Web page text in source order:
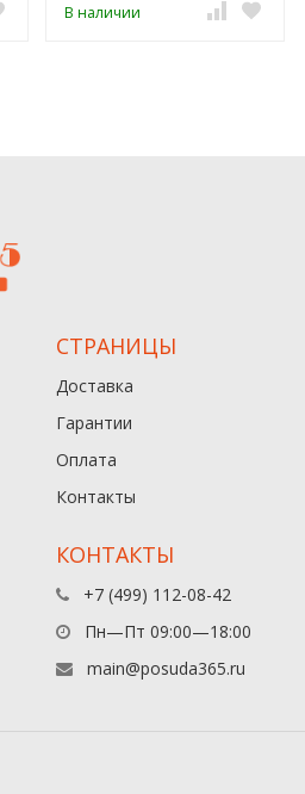
В наличии
СТРАНИЦЫ
Доставка
Гарантии
Оплата
Контакты
КОНТАКТЫ
+7 (499) 112-08-42
Пн—Пт 09:00—18:00
main@posuda365.ru